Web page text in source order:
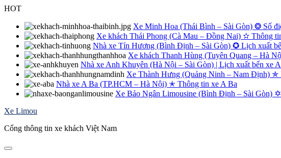
Skip
content
HOT
Xe Minh Hoa (Thái Bình – Sài Gòn) ❂ Số
Xe khách Thái Phong (Cà Mau – Đồng Nai) ✫ Thông
Nhà xe Tín Hương (Bình Định – Sài Gòn) ✪ Lịch xuất
Xe khách Thanh Hùng (Tuyên Quang – Hà
Nhà xe Anh Khuyên (Hà Nội – Sài Gòn) | Lịch xuất bến xe
Xe Thành Hưng (Quảng Ninh – Nam Định) ✯
Nhà xe A Ba (TP.HCM – Hà Nội) ✭ Thông tin xe A Ba
Xe Bảo Ngân Limousine (Bình Định – Sài Gòn)
Xe Limou
Cổng thông tin xe khách Việt Nam